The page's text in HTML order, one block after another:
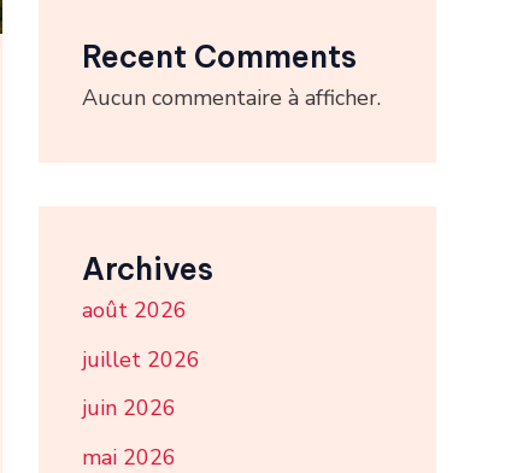
Recent Comments
Aucun commentaire à afficher.
Archives
août 2026
juillet 2026
juin 2026
mai 2026